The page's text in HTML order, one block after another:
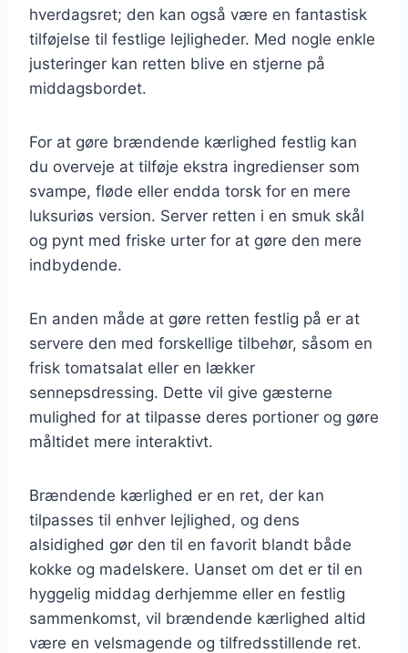
hverdagsret; den kan også være en fantastisk
tilføjelse til festlige lejligheder. Med nogle enkle
justeringer kan retten blive en stjerne på
middagsbordet.
For at gøre brændende kærlighed festlig kan
du overveje at tilføje ekstra ingredienser som
svampe, fløde eller endda torsk for en mere
luksuriøs version. Server retten i en smuk skål
og pynt med friske urter for at gøre den mere
indbydende.
En anden måde at gøre retten festlig på er at
servere den med forskellige tilbehør, såsom en
frisk tomatsalat eller en lækker
sennepsdressing. Dette vil give gæsterne
mulighed for at tilpasse deres portioner og gøre
måltidet mere interaktivt.
Brændende kærlighed er en ret, der kan
tilpasses til enhver lejlighed, og dens
alsidighed gør den til en favorit blandt både
kokke og madelskere. Uanset om det er til en
hyggelig middag derhjemme eller en festlig
sammenkomst, vil brændende kærlighed altid
være en velsmagende og tilfredsstillende ret.